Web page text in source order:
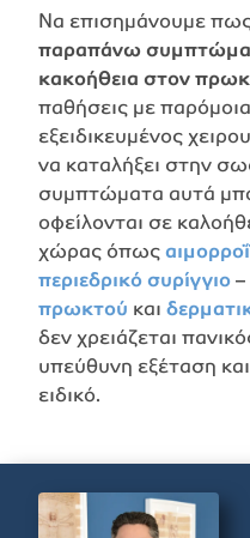
Να επισημάνουμε
παραπάνω
κακοήθεια στον
παθήσεις με
εξειδικευμένος
να καταλήξει στην
συμπτώματα αυτά
οφείλονται σε
χώρας όπως
περιεδρικό συρίγγιο–
πρωκτού και
δεν χρειάζεται
υπεύθυνη εξέταση
ειδικό.